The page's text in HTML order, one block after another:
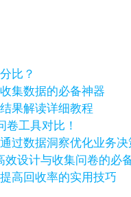
比？
集数据的必备神器
果解读详细教程
工具对比！
过数据洞察优化业务决
设计与收集问卷的必
高回收率的实用技巧